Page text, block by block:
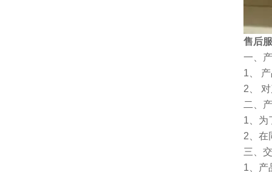
售后
一、
1、
2、
二、
1、为
2、在
三、
1、产